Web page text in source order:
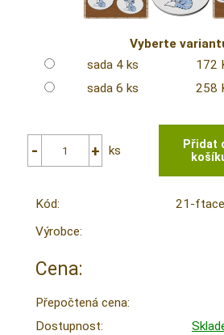
Vyberte
sada 4 ks
172
sada 6 ks
258
ks
Kód:
21-
Výrobce:
Cena:
Přepočtená cena:
Dostupnost: